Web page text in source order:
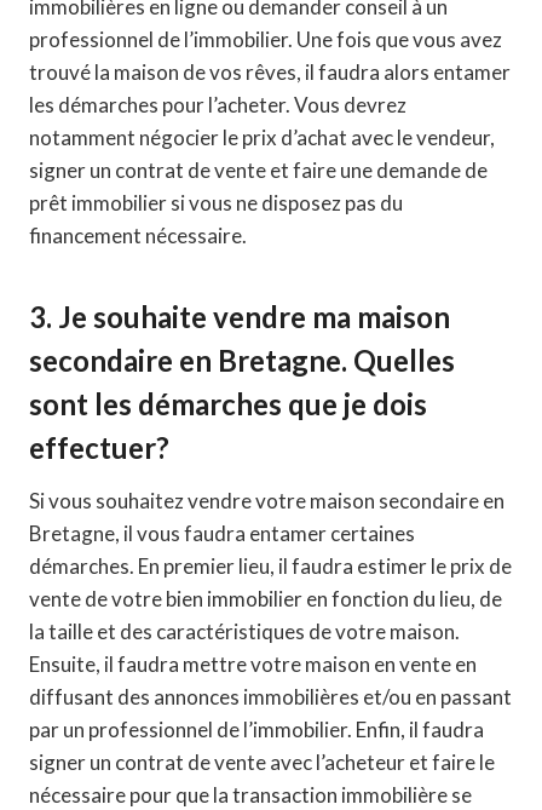
immobilières en ligne ou demander conseil à un
professionnel de l’immobilier. Une fois que vous avez
trouvé la maison de vos rêves, il faudra alors entamer
les démarches pour l’acheter. Vous devrez
notamment négocier le prix d’achat avec le vendeur,
signer un contrat de vente et faire une demande de
prêt immobilier si vous ne disposez pas du
financement nécessaire.
3. Je souhaite vendre ma maison
secondaire en Bretagne. Quelles
sont les démarches que je dois
effectuer?
Si vous souhaitez vendre votre maison secondaire en
Bretagne, il vous faudra entamer certaines
démarches. En premier lieu, il faudra estimer le prix de
vente de votre bien immobilier en fonction du lieu, de
la taille et des caractéristiques de votre maison.
Ensuite, il faudra mettre votre maison en vente en
diffusant des annonces immobilières et/ou en passant
par un professionnel de l’immobilier. Enfin, il faudra
signer un contrat de vente avec l’acheteur et faire le
nécessaire pour que la transaction immobilière se